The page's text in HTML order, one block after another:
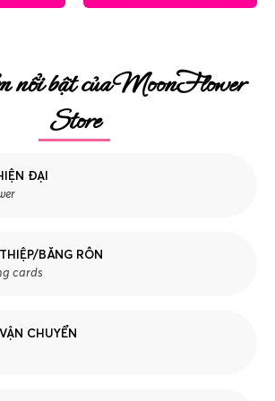
nổi bật của MoonFlower
Store
ĐẠI
BĂNG RÔN
cards
CHUYỂN